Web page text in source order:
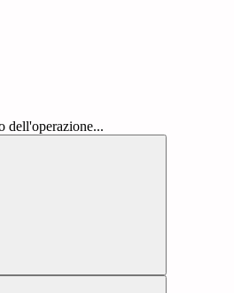
dell'operazione...